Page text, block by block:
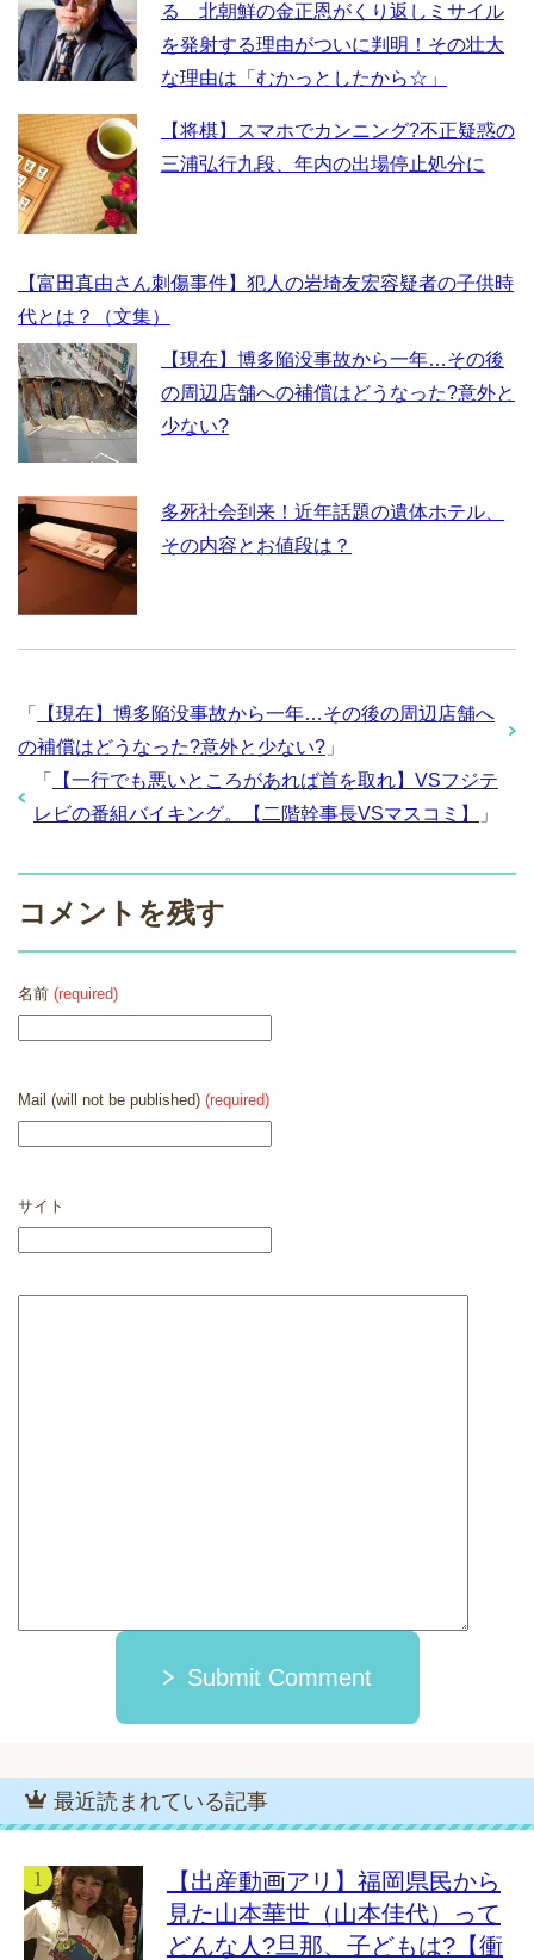
る 北朝鮮の金正恩がくり返しミサイル
を発射する理由がついに判明！その壮大
な理由は「むかっとしたから☆」
【将棋】スマホでカンニング?不正疑惑の
三浦弘行九段、年内の出場停止処分に
【富田真由さん刺傷事件】犯人の岩埼友宏容疑者の子供時
代とは？（文集）
【現在】博多陥没事故から一年…その後
の周辺店舗への補償はどうなった?意外と
少ない?
多死社会到来！近年話題の遺体ホテル、
その内容とお値段は？
「
【現在】博多陥没事故から一年…その後の周辺店舗へ
の補償はどうなった?意外と少ない? 」
「
【一行でも悪いところがあれば首を取れ】VSフジテ
レビの番組バイキング。【二階幹事長VSマスコミ】
」
コメントを残す
名前 (required)
Mail (will not be published) (required)
サイト
Submit Comment
最近読まれている記事
【出産動画アリ】福岡県民から
見た山本華世（山本佳代）って
どんな人?旦那、子どもは?【衝